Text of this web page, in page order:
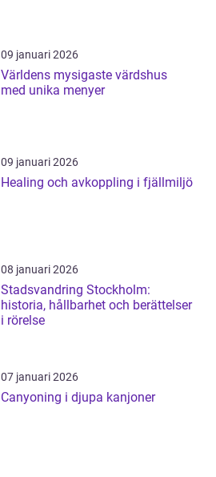
09 januari 2026
Världens mysigaste värdshus
med unika menyer
09 januari 2026
Healing och avkoppling i fjällmiljö
08 januari 2026
Stadsvandring Stockholm:
historia, hållbarhet och berättelser
i rörelse
07 januari 2026
Canyoning i djupa kanjoner